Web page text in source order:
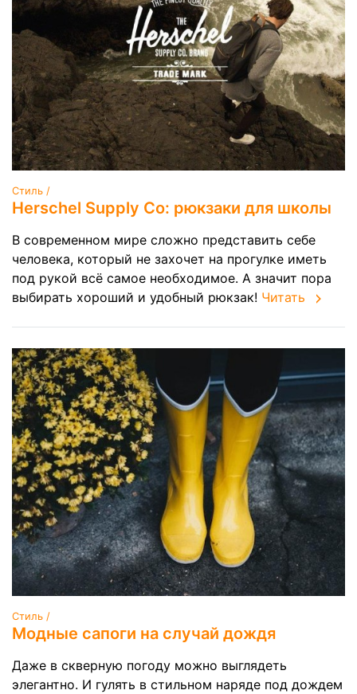
Стиль /
Herschel Supply Co: рюкзаки для школы
В современном мире сложно представить себе
человека, который не захочет на прогулке иметь
под рукой всё самое необходимое. А значит пора
выбирать хороший и удобный рюкзак! Читать
Стиль /
Модные сапоги на случай дождя
Даже в скверную погоду можно выглядеть
элегантно. И гулять в стильном наряде под дождем